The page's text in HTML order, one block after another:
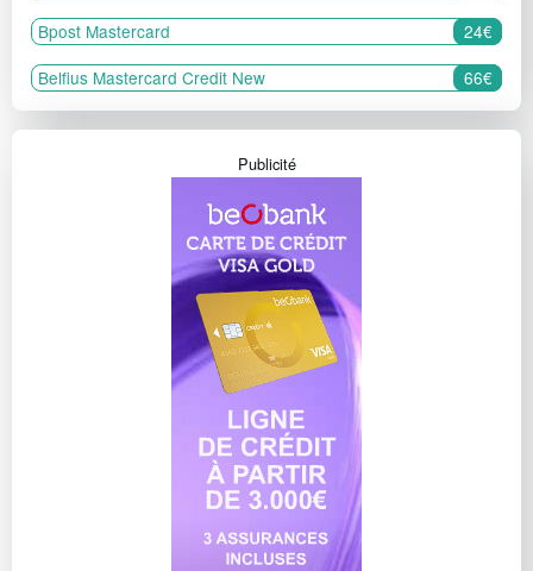
Bpost Mastercard
24€
Belfius Mastercard Credit New
66€
Publicité